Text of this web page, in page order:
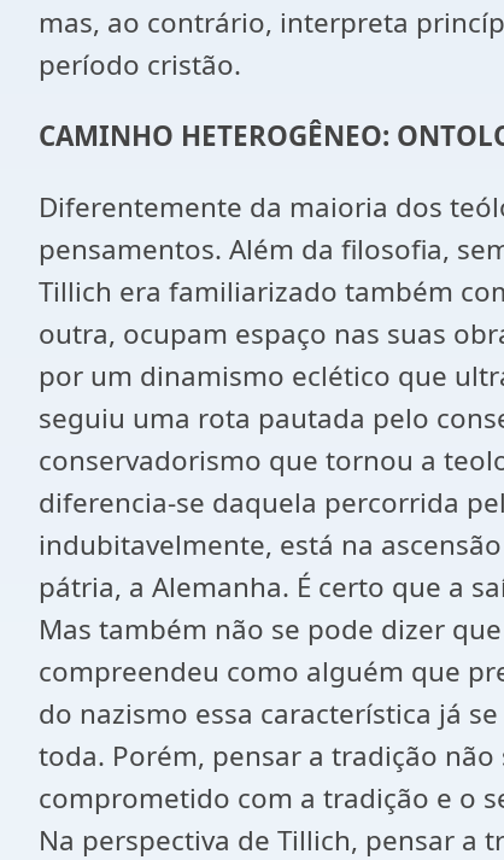
mas, ao contrário, interpreta
período cristão.
CAMINHO HETEROGÊNEO:
Diferentemente da maioria dos
pensamentos. Além da filosofia,
Tillich era familiarizado também
outra, ocupam espaço nas suas
por um dinamismo eclético que
seguiu uma rota pautada pelo
conservadorismo que tornou a
diferencia-se daquela percorrida
indubitavelmente, está na
pátria, a Alemanha. É certo que a
Mas também não se pode dizer
compreendeu como alguém que
do nazismo essa característica já
toda. Porém, pensar a tradição
comprometido com a tradição e o
Na perspectiva de Tillich, pensar a